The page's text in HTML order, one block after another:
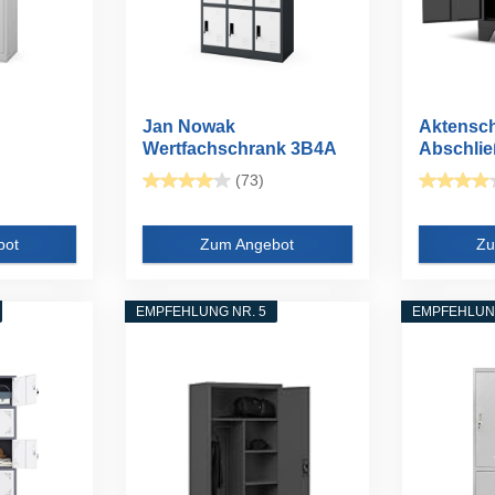
Jan Nowak
Wertfachschrank 3B4A
Fächerschrank...
(73)
Zum Angebot
EMPFEHLUNG NR. 5